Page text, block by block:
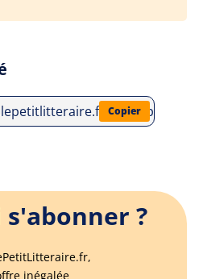
index.php/
Copier
?
inégalée